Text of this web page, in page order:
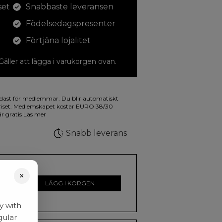
Snabbaste leveransen
Födelsedagspresenter
Förtjäna lojalitet
att lägga i varukorgen ovan.
teckningar med. På illustrationen på
färger.
för medlemmar. Du blir automatiskt
Medlemskapet kostar EURO 38/30
gratis Läs mer
Snabb leverans
LÄGG I KORGEN
×
with